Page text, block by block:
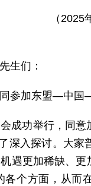
（
生们：
参加东盟—中国
功举行，同意
深入探讨。大家
遇更加稀缺、
各个方面，从